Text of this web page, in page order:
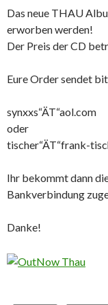
Das neue THAU
erworben werden!
Der Preis der CD
Eure Order sendet
synxxs“ÄT“aol.com
oder
tischer“ÄT“frank-
Ihr bekommt dann
Bankverbindung
Danke!